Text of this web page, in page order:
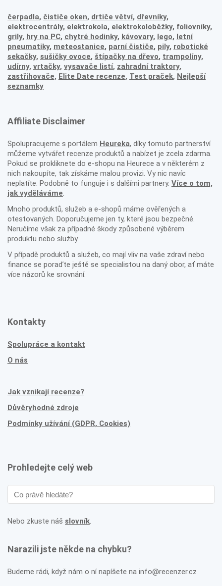
čerpadla, čističe oken, drtiče větví, dřevníky,
elektrocentrály, elektrokola, elektrokoloběžky, foliovníky,
grily, hry na PC, chytré hodinky, kávovary, lego, letní
pneumatiky, meteostanice, parní čističe, pily, robotické
sekačky, sušičky ovoce, štípačky na dřevo, trampolíny,
udírny, vrtačky, vysavače listí, zahradní traktory,
zastřihovače, Elite Date recenze, Test praček, Nejlepší
seznamky
Affiliate Disclaimer
Spolupracujeme s portálem Heureka, díky tomuto partnerství
můžeme vytvářet recenze produktů a nabízet je zcela zdarma.
Pokud se prokliknete do e-shopu na Heurece a v některém z
nich nakoupíte, tak získáme malou provizi. Vy nic navíc
neplatíte. Podobně to funguje i s dalšími partnery. Více o tom,
jak vyděláváme.
Mnoho produktů, služeb a e-shopů máme ověřených a
otestovaných. Doporučujeme jen ty, které jsou bezpečné.
Neručíme však za případné škody způsobené výběrem
produktu nebo služby.
V případě produktů a služeb, co mají vliv na vaše zdraví nebo
finance se poraďte ještě se specialistou na daný obor, ať máte
více názorů ke srovnání.
Kontakty
Spolupráce a kontakt
O nás
Jak vznikají recenze?
Důvěryhodné zdroje
Podmínky užívání (GDPR, Cookies)
Prohledejte celý web
Nebo zkuste náš slovník.
Narazili jste někde na chybku?
Budeme rádi, když nám o ní napíšete na info@recenzer.cz